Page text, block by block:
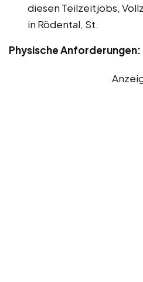
diesen Teilzeitjobs,
in Rödental, St.
Physische Anforderungen: